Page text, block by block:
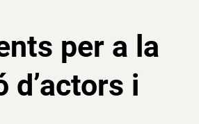
per a la
d’actors i